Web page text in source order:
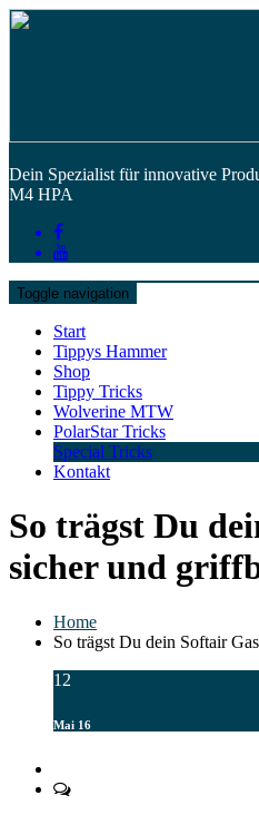
Dein Spezialist für innovative
M4 HPA
Toggle navigation
Start
Tippys Hammer
Shop
Tippy Tricks
Wolverine MTW
PolarStar Tricks
Special Tricks
Kontakt
So trägst Du
sicher und
Home
So trägst Du dein Softair
12
Mai 16